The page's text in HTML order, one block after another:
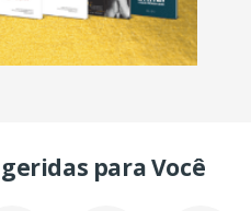
para Você